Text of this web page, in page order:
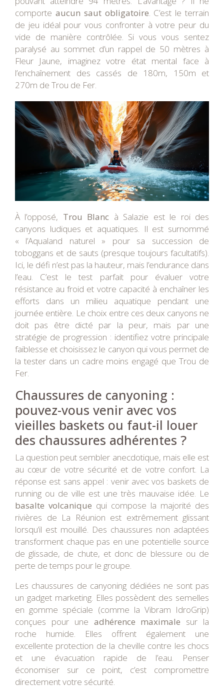
comporte aucun saut obligatoire. C’est le terrain
de jeu idéal pour vous confronter à votre peur du
vide de manière contrôlée. Si vous vous sentez
paralysé au sommet d’un rappel de 50 mètres à
Fleur Jaune, imaginez votre état mental face à
l’enchaînement des cassés de 180m, 150m et
270m de Trou de Fer.
À l’opposé, Trou Blanc à Salazie est le roi des
canyons ludiques et aquatiques. Il est surnommé
« l’Aqualand naturel » pour sa succession de
toboggans et de sauts (presque toujours facultatifs).
Ici, le défi n’est pas la hauteur, mais l’endurance dans
l’eau. C’est le test parfait pour évaluer votre
résistance au froid et votre capacité à enchaîner les
efforts dans un milieu aquatique pendant une
journée entière. Le choix entre ces deux canyons ne
doit pas être dicté par la peur, mais par une
stratégie de progression : identifiez votre principale
faiblesse et choisissez le canyon qui vous permet de
la tester dans un cadre moins engagé que Trou de
Fer.
Chaussures de canyoning :
pouvez-vous venir avec vos
vieilles baskets ou faut-il louer
des chaussures adhérentes ?
La question peut sembler anecdotique, mais elle est
au cœur de votre sécurité et de votre confort. La
réponse est sans appel : venir avec vos baskets de
running ou de ville est une très mauvaise idée. Le
basalte volcanique qui compose la majorité des
rivières de La Réunion est extrêmement glissant
lorsqu’il est mouillé. Des chaussures non adaptées
transforment chaque pas en une potentielle source
de glissade, de chute, et donc de blessure ou de
perte de temps pour le groupe.
Les chaussures de canyoning dédiées ne sont pas
un gadget marketing. Elles possèdent des semelles
en gomme spéciale (comme la Vibram IdroGrip)
conçues pour une adhérence maximale sur la
roche humide. Elles offrent également une
excellente protection de la cheville contre les chocs
et une évacuation rapide de l’eau. Penser
économiser sur ce point, c’est compromettre
directement votre sécurité.